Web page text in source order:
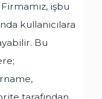
işbu
kullanıcılara
Bu